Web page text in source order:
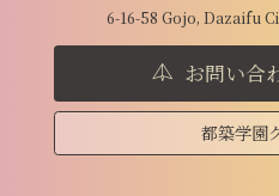
6-16-58 Gojo, Dazaifu
お問い合
都築学園